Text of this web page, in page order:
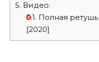
5. Видео:
5.1. Полная ретушь
[2020]